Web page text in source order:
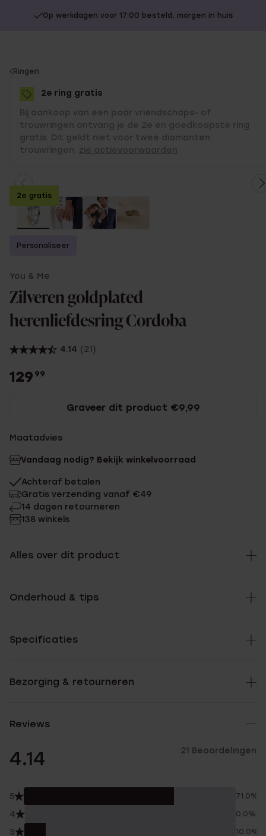
Op werkdagen voor 17:00 besteld, morgen in huis
You
are
here:
Ringen
2e ring gratis
Bij aankoop van een paar vriendschaps- of
trouwringen ontvang je de 2e en goedkoopste ring
gratis. Dit geldt niet voor twee diamanten
trouwringen, zie actievoorwaarden
2e gratis
Personaliseer
You & Me
Zilveren goldplated
herenliefdesring Cordoba
4.14 (21)
129 99
Graveer dit product €9,99
Maatadvies
Vandaag nodig? Bekijk winkelvoorraad
Achteraf betalen
Gratis verzending vanaf €49
14 dagen retourneren
138 winkels
Alles over dit product
Onderhoud & tips
Specificaties
Bezorging & retourneren
Reviews
4.14 21 Beoordelingen
5 71.0%
4 0.0%
3 10.0%